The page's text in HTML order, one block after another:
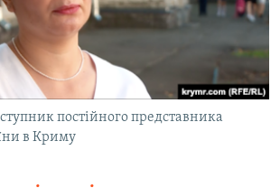
постійного представника
в Криму